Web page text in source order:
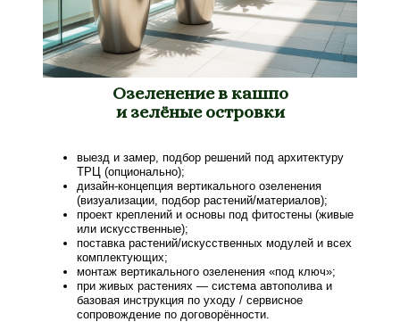
Озеленение в кашпо
и зелёные островки
выезд и замер, подбор решений под архитектуру
ТРЦ (опционально);
дизайн-концепция вертикального озеленения
(визуализации, подбор растений/материалов);
проект креплений и основы под фитостены (живые
или искусственные);
поставка растений/искусственных модулей и всех
комплектующих;
монтаж вертикального озеленения «под ключ»;
при живых растениях — система автополива и
базовая инструкция по уходу / сервисное
сопровождение по договорённости.